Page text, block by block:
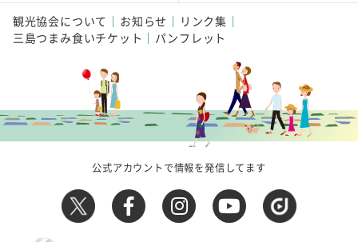
観光協会について お知らせ
リンク集
三島つまみ食いチケット
パンフレット
公式アカウントで情報を発信してます